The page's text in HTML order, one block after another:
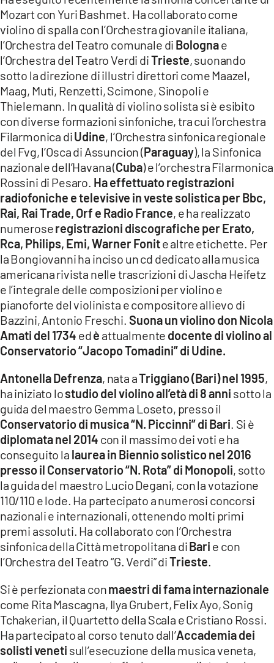
Mozart con Yuri Bashmet. Ha collaborato come
violino di spalla con l’Orchestra giovanile italiana,
l’Orchestra del Teatro comunale di Bolognae
l’Orchestra del Teatro Verdi diTrieste, suonando
sotto la direzione di illustri direttori come Maazel,
Maag, Muti, Renzetti, Scimone, Sinopoli e
Thielemann. In qualità di violino solista si è esibito
con diverse formazioni sinfoniche, tra cui l’orchestra
Filarmonica diUdine, l’Orchestra sinfonica regionale
del Fvg, l’Osca di Assuncion (Paraguay), la Sinfonica
nazionale dell’Havana (Cuba) e l’orchestra Filarmonica
Rossini di Pesaro. Ha effettuato registrazioni
radiofoniche e televisive in veste solistica per Bbc,
Rai, Rai Trade, Orf e Radio France, e ha realizzato
numeroseregistrazioni discografiche per Erato,
Rca, Philips, Emi, Warner Fonite altre etichette. Per
la Bongiovanni ha inciso un cd dedicato alla musica
americana rivista nelle trascrizioni di Jascha Heifetz
e l’integrale delle composizioni per violino e
pianoforte del violinista e compositore allievo di
Bazzini, Antonio Freschi. Suona un violino don Nicola
Amati del 1734 edè attualmente docente di violino al
Conservatorio “Jacopo Tomadini” di Udine.
Antonella Defrenza, nata aTriggiano (Bari) nel 1995,
ha iniziato lostudio del violino all’età di 8 anni sotto la
guida del maestro Gemma Loseto, presso il
Conservatorio di musica “N. Piccinni” di Bari . Si è
diplomata nel 2014 con il massimo dei voti e ha
conseguito la laurea in Biennio solistico nel 2016
presso il Conservatorio “N. Rota” di Monopoli, sotto
la guida del maestro Lucio Degani, con la votazione
110/110 e lode. Ha partecipato a numerosi concorsi
nazionali e internazionali, ottenendo molti primi
premi assoluti. Ha collaborato con l’Orchestra
sinfonica della Città metropolitana diBari e con
l’Orchestra del Teatro “G. Verdi” diTrieste
Si è perfezionata conmaestri di fama internazionale
come Rita Mascagna, Ilya Grubert, Felix Ayo, Sonig
Tchakerian, il Quartetto della Scala e Cristiano Rossi.
Ha partecipato al corso tenuto dall’Accademia dei
solisti veneti sull’esecuzione della musica veneta,